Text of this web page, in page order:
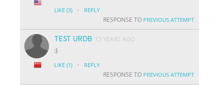
LIKE (3) · REPLY
RESPONSE TO PREVIOUS ATTEMPT
TEST URDB 15 YEARS AGO
:)
LIKE (1) · REPLY
RESPONSE TO PREVIOUS ATTEMPT